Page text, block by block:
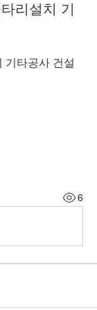
리설치 기
기타공사 건설
6